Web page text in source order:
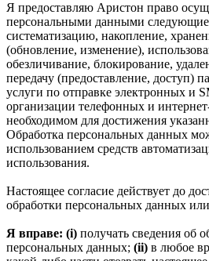
Я предоставляю Аристон право
персональными данными следующие
систематизацию, накопление,
(обновление, изменение),
обезличивание, блокирование,
передачу (предоставление, доступ)
услуги по отправке электронных и
организации телефонных и
необходимом для достижения
Обработка персональных данных
использованием средств
использования.
Настоящее согласие действует до
обработки персональных данных
Я вправе: (i) получать сведения об
персональных данных; (ii) в любое